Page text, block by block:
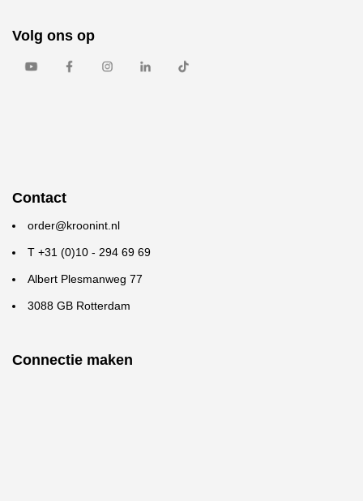
Volg ons op
Contact
order@kroonint.nl
T +31 (0)10 - 294 69 69
Albert Plesmanweg 77
3088 GB Rotterdam
Connectie maken